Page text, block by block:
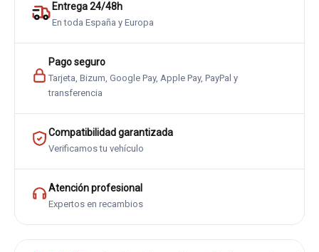
Entrega 24/48h
En toda España y Europa
Pago seguro
Tarjeta, Bizum, Google Pay, Apple Pay, PayPal y
transferencia
Compatibilidad garantizada
Verificamos tu vehículo
Atención profesional
Expertos en recambios